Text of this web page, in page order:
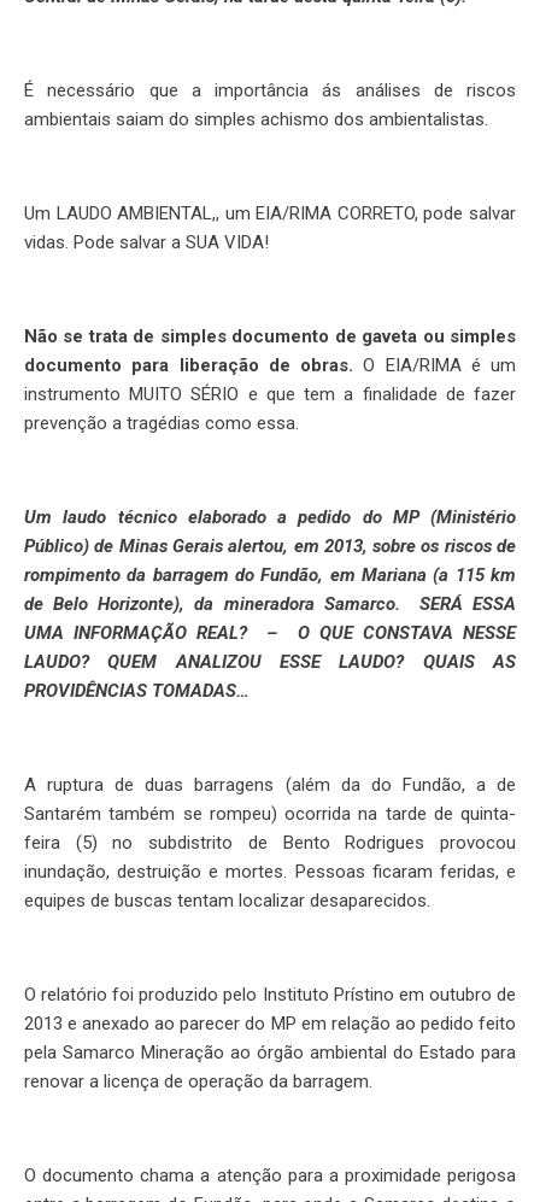
É necessário que a importância ás análises de riscos
ambientais saiam do simples achismo dos ambientalistas.
Um LAUDO AMBIENTAL,, um EIA/RIMA CORRETO, pode salvar
vidas. Pode salvar a SUA VIDA!
Não se trata de simples documento de gaveta ou simples
documento para liberação de obras. O EIA/RIMA é um
instrumento MUITO SÉRIO e que tem a finalidade de fazer
prevenção a tragédias como essa.
Um laudo técnico elaborado a pedido do MP (Ministério
Público) de Minas Gerais alertou, em 2013, sobre os riscos de
rompimento da barragem do Fundão, em Mariana (a 115 km
de Belo Horizonte), da mineradora Samarco. SERÁ ESSA
UMA INFORMAÇÃO REAL? – O QUE CONSTAVA NESSE
LAUDO? QUEM ANALIZOU ESSE LAUDO? QUAIS AS
PROVIDÊNCIAS TOMADAS…
A ruptura de duas barragens (além da do Fundão, a de
Santarém também se rompeu) ocorrida na tarde de quinta-
feira (5) no subdistrito de Bento Rodrigues provocou
inundação, destruição e mortes. Pessoas ficaram feridas, e
equipes de buscas tentam localizar desaparecidos.
O relatório foi produzido pelo Instituto Prístino em outubro de
2013 e anexado ao parecer do MP em relação ao pedido feito
pela Samarco Mineração ao órgão ambiental do Estado para
renovar a licença de operação da barragem.
O documento chama a atenção para a proximidade perigosa